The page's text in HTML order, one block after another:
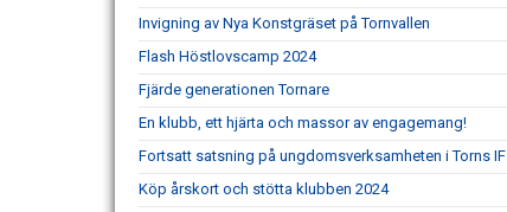
Invigning av Nya Konstgräset på Tornvallen
Flash Höstlovscamp 2024
Fjärde generationen Tornare
En klubb, ett hjärta och massor av engagemang!
Fortsatt satsning på ungdomsverksamheten i Torns IF
Köp årskort och stötta klubben 2024